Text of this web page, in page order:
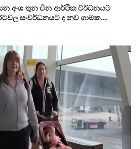
අංශ තුන චීන ආර්ථික වර්ධනයට
සංවර්ධනයට ද නව ගාමක